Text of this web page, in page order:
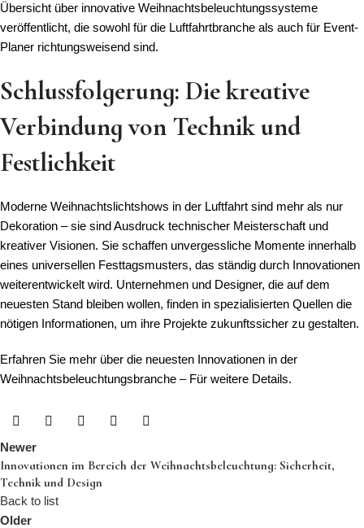
Übersicht über innovative Weihnachtsbeleuchtungssysteme
veröffentlicht, die sowohl für die Luftfahrtbranche als auch für Event-
Planer richtungsweisend sind.
Schlussfolgerung: Die kreative
Verbindung von Technik und
Festlichkeit
Moderne Weihnachtslichtshows in der Luftfahrt sind mehr als nur
Dekoration – sie sind Ausdruck technischer Meisterschaft und
kreativer Visionen. Sie schaffen unvergessliche Momente innerhalb
eines universellen Festtagsmusters, das ständig durch Innovationen
weiterentwickelt wird. Unternehmen und Designer, die auf dem
neuesten Stand bleiben wollen, finden in spezialisierten Quellen die
nötigen Informationen, um ihre Projekte zukunftssicher zu gestalten.
Erfahren Sie mehr über die neuesten Innovationen in der
Weihnachtsbeleuchtungsbranche – Für weitere Details.
Newer
Innovationen im Bereich der Weihnachtsbeleuchtung: Sicherheit,
Technik und Design
Back to list
Older